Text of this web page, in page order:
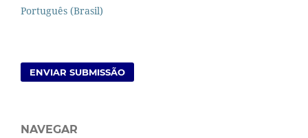
Português (Brasil)
ENVIAR SUBMISSÃO
NAVEGAR